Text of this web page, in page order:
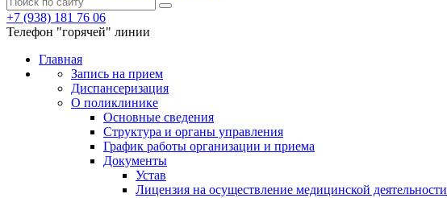
+7 (938) 181 76 06
Телефон "горячей" линии
Главная
Запись на прием
Диспансеризация
О поликлинике
Основные сведения
Структура и органы управления
График работы организации и приема
Документы
Устав
Лицензия на осуществление медицинской деятельности